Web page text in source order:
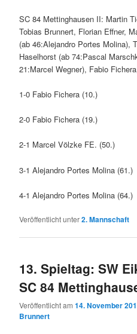
SC 84 Mettinghausen II: Martin
Tobias Brunnert, Florian Effner,
(ab 46:Alejandro Portes Molina),
Haselhorst (ab 74:Pascal
21:Marcel Wegner), Fabio
1-0 Fabio Fichera (10.)
2-0 Fabio Fichera (19.)
2-1 Marcel Völzke FE. (50.)
3-1 Alejandro Portes Molina (61.)
4-1 Alejandro Portes Molina (64.)
Veröffentlicht unter2. Mannschaft
13. Spieltag: SW
SC 84
Veröffentlicht am14. November
Brunnert